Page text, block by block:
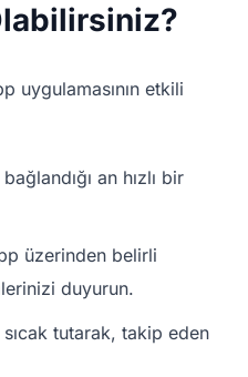
uygulamasının etkili
an hızlı bir
üzerinden belirli
duyurun.
tutarak, takip eden